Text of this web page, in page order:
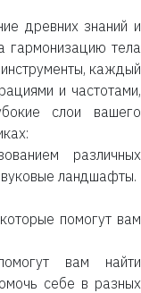
древних знаний и
гармонизацию тела
каждый
и частотами,
слои вашего
различных
ландшафты.
помогут вам
вам найти
себе в разных